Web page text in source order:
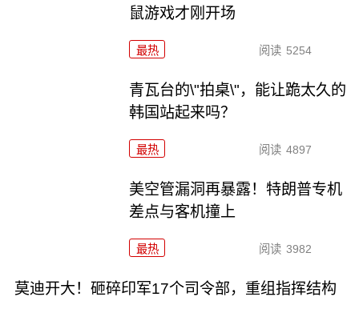
鼠游戏才刚开场
最热 阅读 5254
青瓦台的\"拍桌\"，能让跪太久的
韩国站起来吗？
最热 阅读 4897
美空管漏洞再暴露！特朗普专机
差点与客机撞上
最热 阅读 3982
莫迪开大！砸碎印军17个司令部，重组指挥结构